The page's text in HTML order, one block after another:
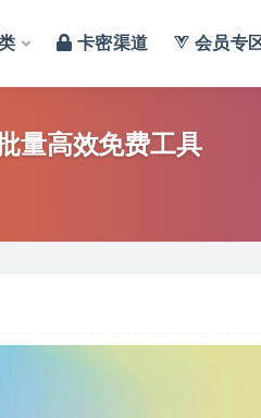
卡密渠道 会员专
量高效免费工具